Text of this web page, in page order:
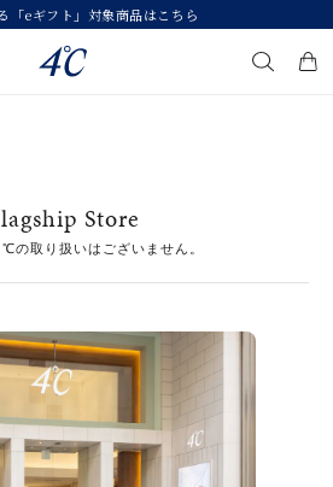
「eギフト」対象商品はこちら
ィリング
#エタニティ
#eギフト
すべてのジュエリー
Store
取り扱いはございません。